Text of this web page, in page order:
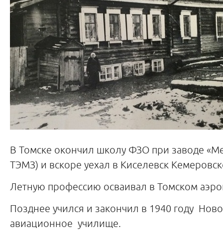
В Томске окончил школу ФЗО при заводе
ТЭМЗ) и вскоре уехал в Киселевск
Летную профессию осваивал в Томском
Позднее учился и закончил в 1940 году
авиационное училище.